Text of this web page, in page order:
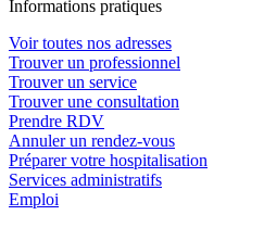
Informations pratiques
Voir toutes nos adresses
Trouver un professionnel
Trouver un service
Trouver une consultation
Prendre RDV
Annuler un rendez-vous
Préparer votre hospitalisation
Services administratifs
Emploi​